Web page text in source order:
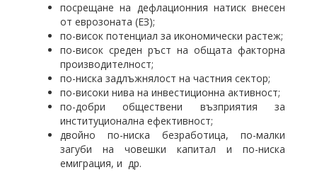
посрещане на дефлационния натиск внесен
от еврозоната (EЗ);
по-висок потенциал за икономически растеж;
по-висок среден ръст на общата факторна
производителност;
по-ниска задлъжнялост на частния сектор;
по-високи нива на инвестиционна активност;
по-добри обществени възприятия за
институционална ефективност;
двойно по-ниска безработица, по-малки
загуби на човешки капитал и по-ниска
емиграция, и др.